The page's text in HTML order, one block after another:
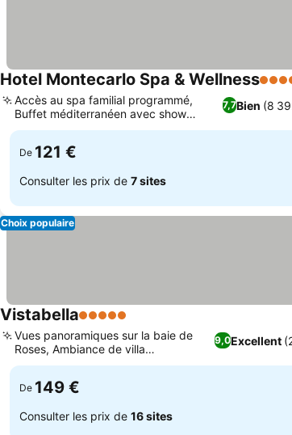
Hotel Montecarlo Spa & Wellness4
7,7Bien (8
Accès au spa familial programmé,
Buffet méditerranéen avec show
cooking
De 121 €
Consulter les prix de 7 sites
Choix populaire
Vistabella5 Étoiles
9,0Excellent
Vues panoramiques sur la baie de
Roses, Ambiance de villa
méditerranéenne
De 149 €
Consulter les prix de 16 sites